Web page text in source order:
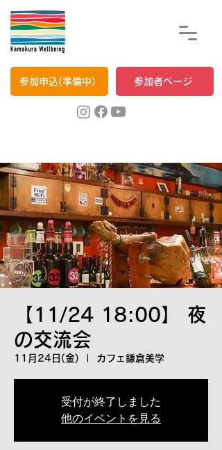
参加申込(準備中) 参加者ページ
【11/24 18:00】 夜
の交流会
11月24日(金) カフェ鎌倉美学
受付が終了しました
他のイベントを見る